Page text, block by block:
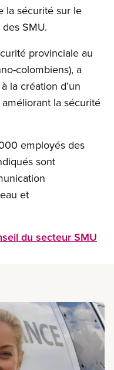
la sécurité sur le
SMU.
provinciale au
colombiens), a
la création d’un
la sécurité
employés des
sont
et
du secteur SMU